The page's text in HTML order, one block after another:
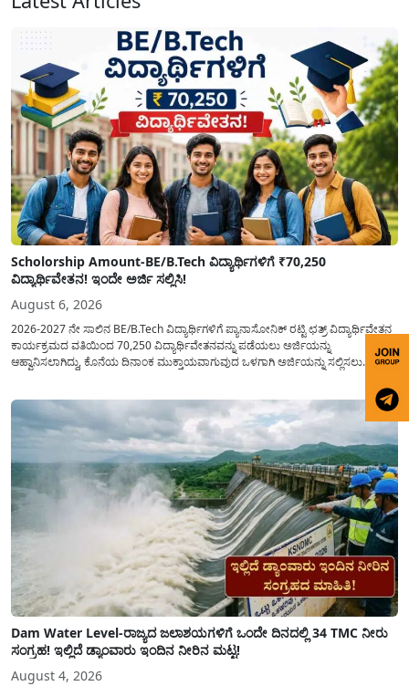
Scholorship Amount-BE/B.Tech ವಿದ್ಯಾರ್ಥಿಗಳಿಗೆ ₹70,250
ವಿದ್ಯಾರ್ಥಿವೇತನ! ಇಂದೇ ಅರ್ಜಿ ಸಲ್ಲಿಸಿ!
August 6, 2026
2026-2027 ನೇ ಸಾಲಿನ BE/B.Tech ವಿದ್ಯಾರ್ಥಿಗಳಿಗೆ ಪ್ಯಾನಾಸೋನಿಕ್ ರಟ್ಟಿ ಛತ್ರ್ ವಿದ್ಯಾರ್ಥಿವೇತನ
ಕಾರ್ಯಕ್ರಮದ ವತಿಯಿಂದ 70,250 ವಿದ್ಯಾರ್ಥಿವೇತನವನ್ನು ಪಡೆಯಲು ಅರ್ಜಿಯನ್ನು
ಆಹ್ವಾನಿಸಲಾಗಿದ್ದು, ಕೊನೆಯ ದಿನಾಂಕ ಮುಕ್ತಾಯವಾಗುವುದ ಒಳಗಾಗಿ ಅರ್ಜಿಯನ್ನು ಸಲ್ಲಿಸಲು
ಶಿಕ್ಷಣವನ್ನು ಮುಂದುವರಿಸಲು ಯಾವುದೇ ಅಡಚಣೆಯಾಗದಂತೆ ನೋಡಿಕೊಳ್ಳಲು ಈ ಯೋಜನೆಯನ್ನು
ಜಾರಿಗೆ...
Dam Water Level-ರಾಜ್ಯದ ಜಲಾಶಯಗಳಿಗೆ ಒಂದೇ ದಿನದಲ್ಲಿ 34 TMC ನೀರು
ಸಂಗ್ರಹ! ಇಲ್ಲಿದೆ ಡ್ಯಾಂವಾರು ಇಂದಿನ ನೀರಿನ ಮಟ್ಟ!
August 4, 2026